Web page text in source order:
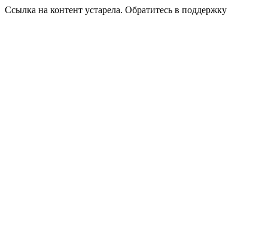
Ссылка на контент устарела. Обратитесь в поддержку